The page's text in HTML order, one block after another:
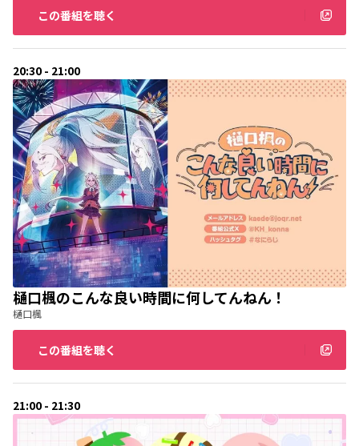
この番組を聴く
20:30 - 21:00
樋口楓のこんな良い時間に何してんねん！
樋口楓
この番組を聴く
21:00 - 21:30